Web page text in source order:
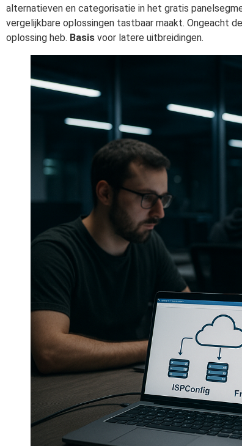
alternatieven en categorisatie in het gratis
vergelijkbare oplossingen tastbaar maakt. Ongeacht
oplossing heb. Basis voor latere uitbreidingen.